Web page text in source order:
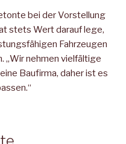
bei der Vorstellung
stets Wert darauf lege,
Fahrzeugen
„Wir nehmen vielfältige
Baufirma, daher ist es